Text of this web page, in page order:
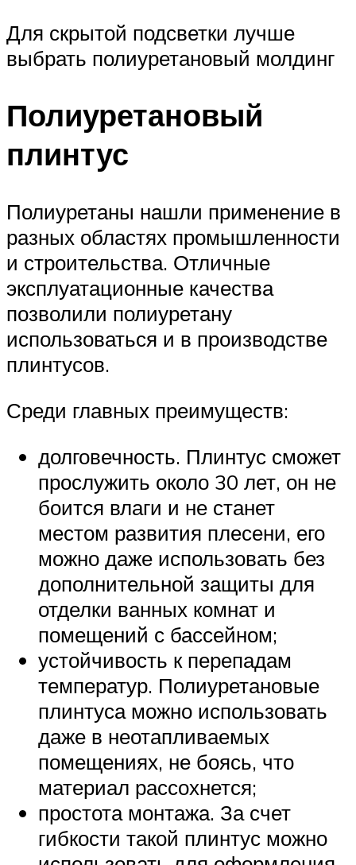
Для скрытой подсветки лучше
выбрать полиуретановый молдинг
Полиуретановый
плинтус
Полиуретаны нашли применение в
разных областях промышленности
и строительства. Отличные
эксплуатационные качества
позволили полиуретану
использоваться и в производстве
плинтусов.
Среди главных преимуществ:
долговечность. Плинтус сможет
прослужить около 30 лет, он не
боится влаги и не станет
местом развития плесени, его
можно даже использовать без
дополнительной защиты для
отделки ванных комнат и
помещений с бассейном;
устойчивость к перепадам
температур. Полиуретановые
плинтуса можно использовать
даже в неотапливаемых
помещениях, не боясь, что
материал рассохнется;
простота монтажа. За счет
гибкости такой плинтус можно